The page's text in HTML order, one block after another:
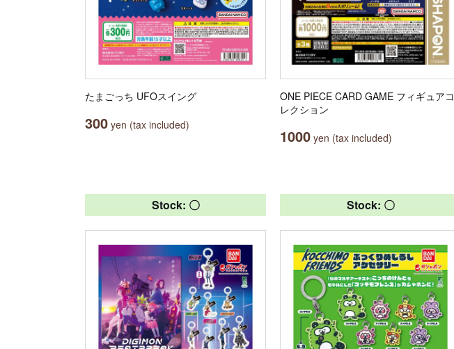
たまごっち UFOスイング
300 yen (tax included)
ONE PIECE CARD GAME フィギュアコ
レクション
1000 yen (tax included)
Stock: 〇 Stock: 〇